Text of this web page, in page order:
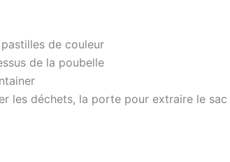
de couleur
de la poubelle
les déchets, la porte pour extraire le